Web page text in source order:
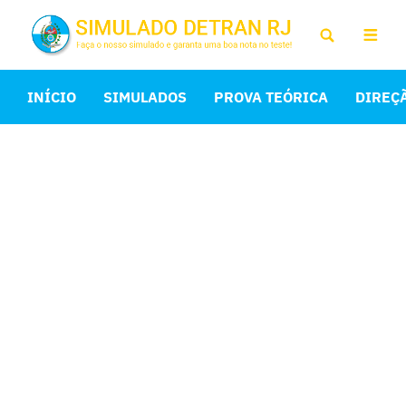
INÍCIO SIMULADOS PROVA TEÓRICA